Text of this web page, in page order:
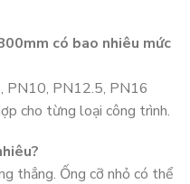
có bao nhiêu mức
PN10, PN12.5, PN16
cho từng loại công trình.
thẳng. Ống cỡ nhỏ có thể